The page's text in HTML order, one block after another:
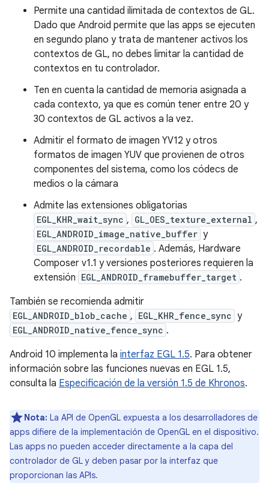
Permite una cantidad ilimitada de contextos de GL.
Dado que Android permite que las apps se ejecuten
en segundo plano y trata de mantener activos los
contextos de GL, no debes limitar la cantidad de
contextos en tu controlador.
Ten en cuenta la cantidad de memoria asignada a
cada contexto, ya que es común tener entre 20 y
30 contextos de GL activos a la vez.
Admitir el formato de imagen YV12 y otros
formatos de imagen YUV que provienen de otros
componentes del sistema, como los códecs de
medios o la cámara
Admite las extensiones obligatorias
EGL_KHR_wait_sync , GL_OES_texture_external ,
EGL_ANDROID_image_native_buffer y
EGL_ANDROID_recordable . Además, Hardware
Composer v1.1 y versiones posteriores requieren la
extensión EGL_ANDROID_framebuffer_target .
También se recomienda admitir
EGL_ANDROID_blob_cache , EGL_KHR_fence_sync y
EGL_ANDROID_native_fence_sync .
Android 10 implementa la interfaz EGL 1.5. Para obtener
información sobre las funciones nuevas en EGL 1.5,
consulta la Especificación de la versión 1.5 de Khronos.
Nota: La API de OpenGL expuesta a los desarrolladores de
apps difiere de la implementación de OpenGL en el dispositivo.
Las apps no pueden acceder directamente a la capa del
controlador de GL y deben pasar por la interfaz que
proporcionan las APIs.